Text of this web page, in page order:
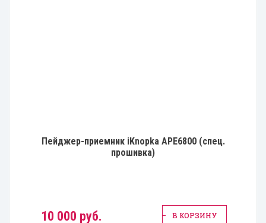
Пейджер-приемник iKnopka APE6800 (спец.
прошивка)
10 000 руб. В КОРЗИНУ